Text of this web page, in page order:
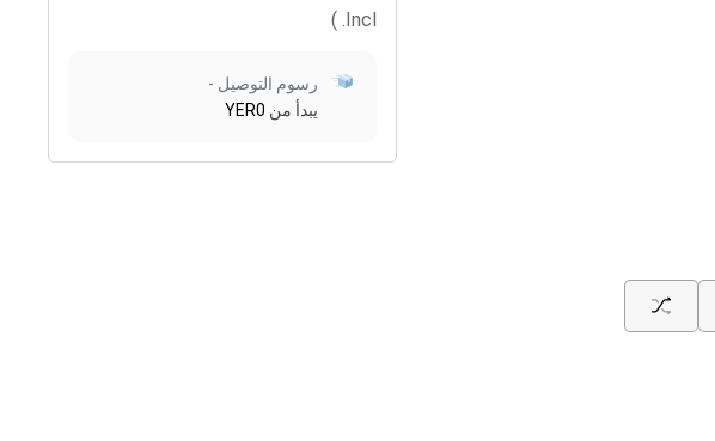
Incl.
)
رسوم التوصيل -
يبدأ من YER0